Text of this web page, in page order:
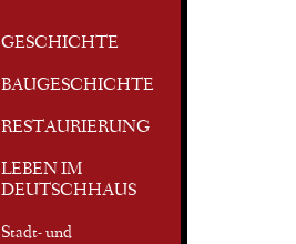
GESCHICHTE
BAUGESCHICHTE
RESTAURIERUNG
LEBEN IM
DEUTSCHHAUS
Stadt- und